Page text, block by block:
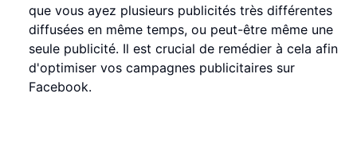
que vous ayez plusieurs publicités très différentes
diffusées en même temps, ou peut-être même une
seule publicité. Il est crucial de remédier à cela afin
d'optimiser vos campagnes publicitaires sur
Facebook.